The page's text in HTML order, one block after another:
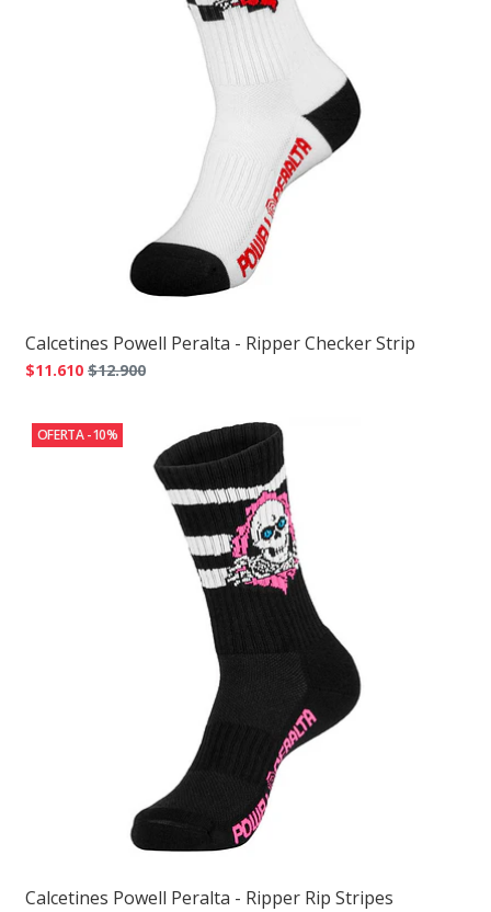
Calcetines Powell Peralta - Ripper Checker Strip
$11.610 $12.900
OFERTA -10%
Calcetines Powell Peralta - Ripper Rip Stripes